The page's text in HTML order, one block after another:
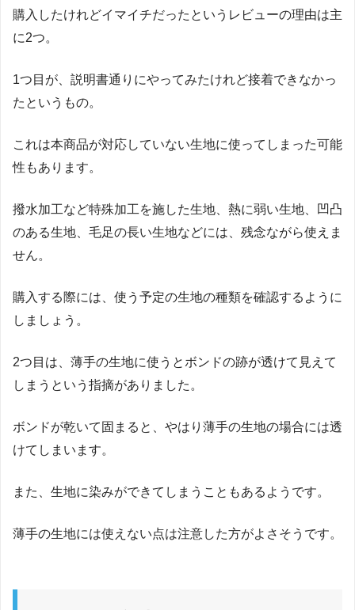
購入したけれどイマイチだったというレビューの理由は主
に2つ。
1つ目が、説明書通りにやってみたけれど接着できなかっ
たというもの。
これは本商品が対応していない生地に使ってしまった可能
性もあります。
撥水加工など特殊加工を施した生地、熱に弱い生地、凹凸
のある生地、毛足の長い生地などには、残念ながら使えま
せん。
購入する際には、使う予定の生地の種類を確認するように
しましょう。
2つ目は、薄手の生地に使うとボンドの跡が透けて見えて
しまうという指摘がありました。
ボンドが乾いて固まると、やはり薄手の生地の場合には透
けてしまいます。
また、生地に染みができてしまうこともあるようです。
薄手の生地には使えない点は注意した方がよさそうです。